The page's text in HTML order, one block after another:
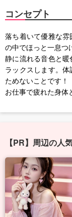
コンセプト
落ち着いて優雅な
の中でほっと一息つ
静に流れる音色と
ラックスします。
ためないことです！
お仕事で疲れた身
【PR】周辺の人